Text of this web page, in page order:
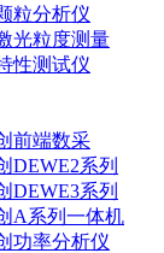
粒分析仪
光粒度测量
性测试仪
前端数采
DEWE2系列
DEWE3系列
A系列一体机
功率分析仪